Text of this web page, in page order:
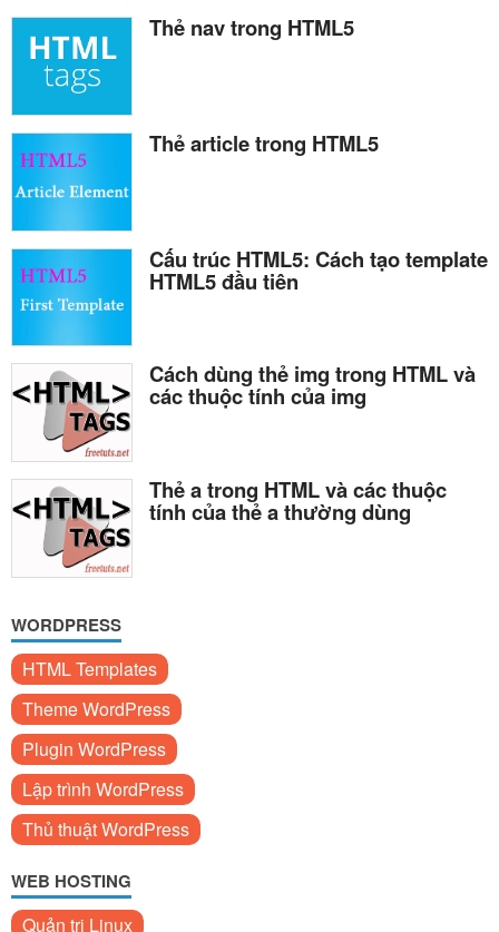
Thẻ nav trong HTML5
Thẻ article trong HTML5
Cấu trúc HTML5: Cách tạo template
HTML5 đầu tiên
Cách dùng thẻ img trong HTML và
các thuộc tính của img
Thẻ a trong HTML và các thuộc
tính của thẻ a thường dùng
WORDPRESS
HTML Templates
Theme WordPress
Plugin WordPress
Lập trình WordPress
Thủ thuật WordPress
WEB HOSTING
Quản trị Linux